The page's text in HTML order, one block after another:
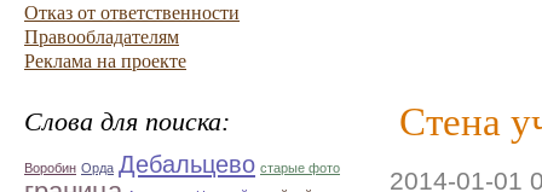
Отказ от ответственности
Правообладателям
Реклама на проекте
Слова для поиска:
Воробин Орда Дебальцево старые фото
Стена
2014-01-01